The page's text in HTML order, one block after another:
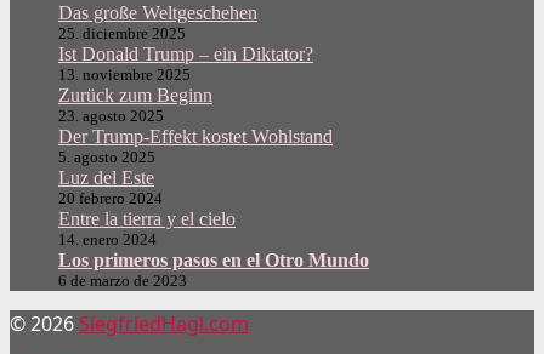
Das große Weltgeschehen
25. diciembre 2025
Ist Donald Trump – ein Diktator?
13. noviembre 2025
Zurück zum Beginn
23. agosto 2025
Der Trump-Effekt kostet Wohlstand
5. agosto 2025
Luz del Este
20 febrero 2024
Entre la tierra y el cielo
14. enero 2024
Los primeros pasos en el Otro Mundo
6 de marzo de 2023
© 2026 SiegfriedHagl.com